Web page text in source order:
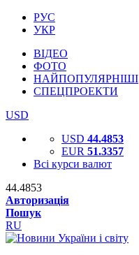
РУС
УКР
ВІДЕО
ФОТО
НАЙПОПУЛЯРНІШІ
СПЕЦПРОЕКТИ
USD
USD 44.4853
EUR 51.3357
Всі курси валют
44.4853
Авторизація
Пошук
RU